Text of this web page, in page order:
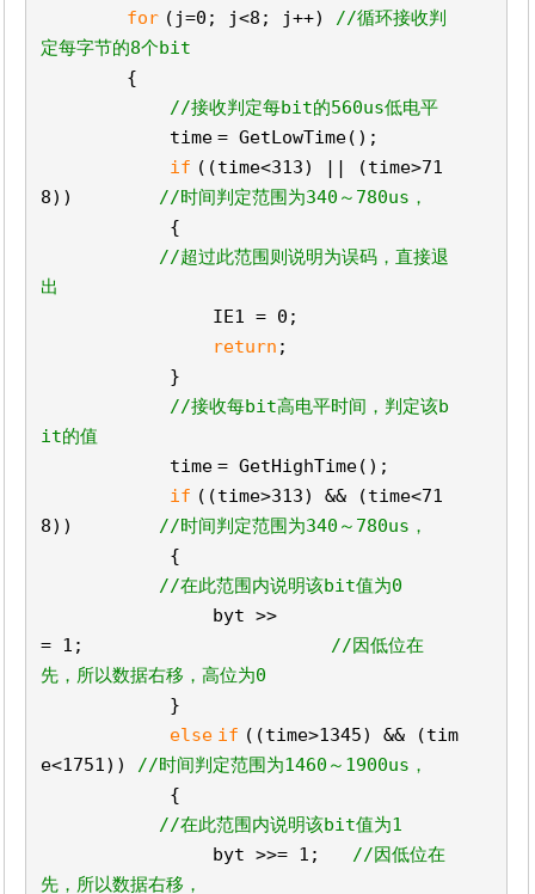
for (j=0; j<8; j++) //循环接收判
定每字节的8个bit
{
//接收判定每bit的560us低电平
time = GetLowTime();
if ((time<313) || (time>71
8)) //时间判定范围为340～780us，
{
//超过此范围则说明为误码，直接退
出
IE1 = 0;
return ;
}
//接收每bit高电平时间，判定该b
it的值
time = GetHighTime();
if ((time>313) && (time<71
8)) //时间判定范围为340～780us，
{
//在此范围内说明该bit值为0
byt >>
= 1; //因低位在
先，所以数据右移，高位为0
}
else if ((time>1345) && (tim
e<1751)) //时间判定范围为1460～1900us，
{
//在此范围内说明该bit值为1
byt >>= 1; //因低位在
先，所以数据右移，